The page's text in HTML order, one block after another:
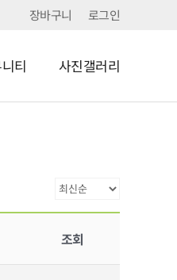
장바구니 로그인
티 사진갤러리
조회